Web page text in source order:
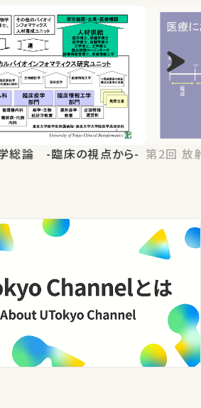
医学総論 -臨床の視点から- 第2